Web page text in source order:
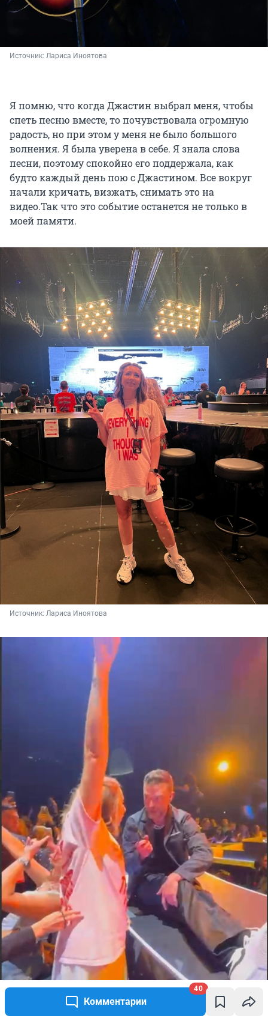
Комментарии
40
Источник: Лариса Иноятова
Я помню, что когда Джастин выбрал меня, чтобы
спеть песню вместе, то почувствовала огромную
радость, но при этом у меня не было большого
волнения. Я была уверена в себе. Я знала слова
песни, поэтому спокойно его поддержала, как
будто каждый день пою с Джастином. Все вокруг
начали кричать, визжать, снимать это на
видео.Так что это событие останется не только в
моей памяти.
Источник: Лариса Иноятова